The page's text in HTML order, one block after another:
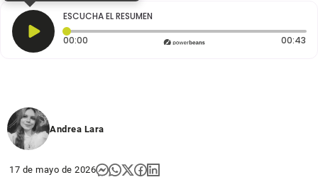
ESCUCHA EL RESUMEN
00:00 Tiempo transcurrido: 0 segundos 00:43
Andrea Lara
17 de mayo de 2026